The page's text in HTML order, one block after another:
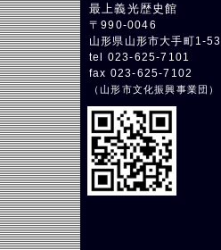
最上義光歴史館
〒990-0046
山形県山形市大手町1-53
tel 023-625-7101
fax 023-625-7102
（山形市文化振興事業団 ）